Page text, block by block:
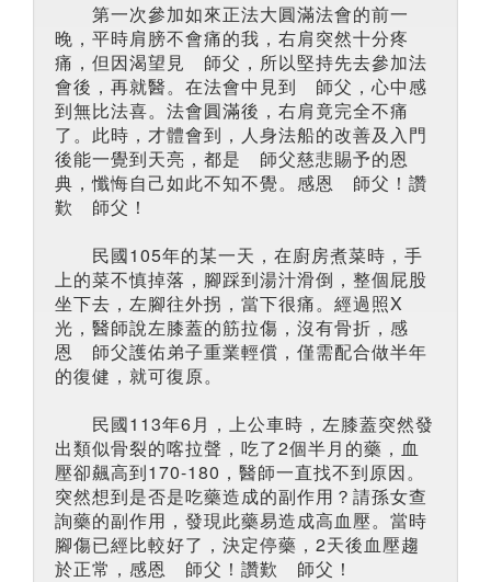
第一次參加如來正法大圓滿法會的前一
晚，平時肩膀不會痛的我，右肩突然十分疼
痛，但因渴望見 師父，所以堅持先去參加法
會後，再就醫。在法會中見到 師父，心中感
到無比法喜。法會圓滿後，右肩竟完全不痛
了。此時，才體會到，人身法船的改善及入門
後能一覺到天亮，都是 師父慈悲賜予的恩
典，懺悔自己如此不知不覺。感恩 師父！讚
歎 師父！
民國105年的某一天，在廚房煮菜時，手
上的菜不慎掉落，腳踩到湯汁滑倒，整個屁股
坐下去，左腳往外拐，當下很痛。經過照X
光，醫師說左膝蓋的筋拉傷，沒有骨折，感
恩 師父護佑弟子重業輕償，僅需配合做半年
的復健，就可復原。
民國113年6月，上公車時，左膝蓋突然發
出類似骨裂的喀拉聲，吃了2個半月的藥，血
壓卻飆高到170-180，醫師一直找不到原因。
突然想到是否是吃藥造成的副作用？請孫女查
詢藥的副作用，發現此藥易造成高血壓。當時
腳傷已經比較好了，決定停藥，2天後血壓趨
於正常，感恩 師父！讚歎 師父！